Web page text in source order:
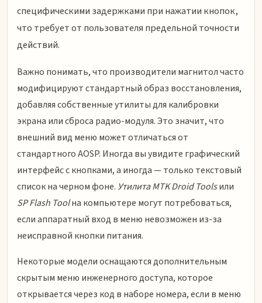
специфическими задержками при нажатии кнопок,
что требует от пользователя предельной точности
действий.
Важно понимать, что производители магнитол часто
модифицируют стандартный образ восстановления,
добавляя собственные утилиты для калибровки
экрана или сброса радио-модуля. Это значит, что
внешний вид меню может отличаться от
стандартного AOSP. Иногда вы увидите графический
интерфейс с кнопками, а иногда — только текстовый
список на черном фоне. Утилита MTK Droid Toolsили
SP Flash Toolна компьютере могут потребоваться,
если аппаратный вход в меню невозможен из-за
неисправной кнопки питания.
Некоторые модели оснащаются дополнительным
скрытым меню инженерного доступа, которое
открывается через код в наборе номера, если в меню